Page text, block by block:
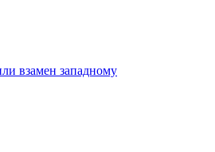
взамен западному